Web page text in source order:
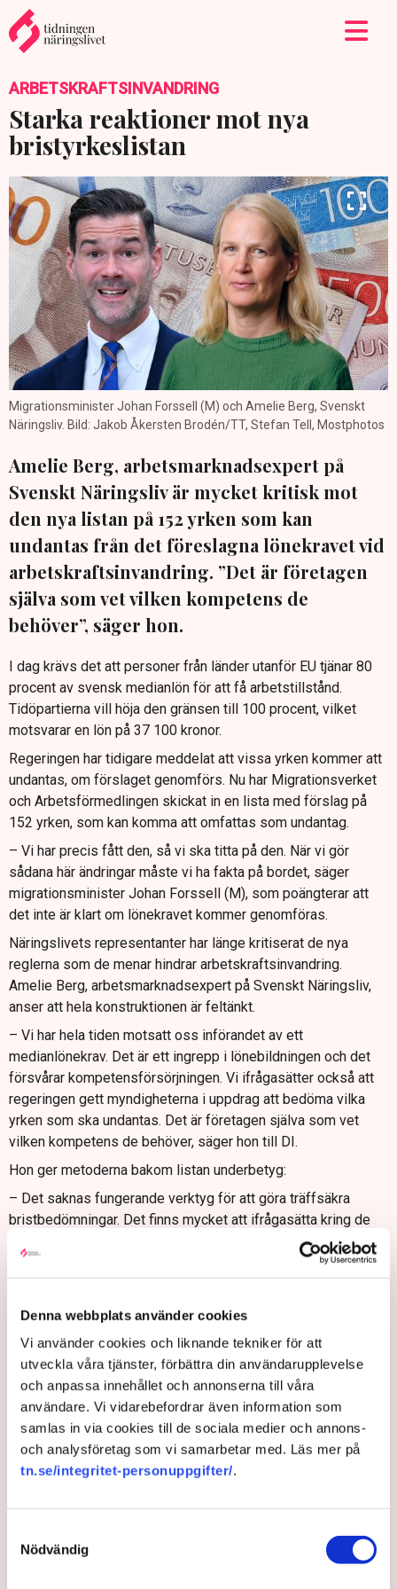
Denna webbplats använder cookies
Vi använder cookies och liknande tekniker för att
utveckla våra tjänster, förbättra din användarupplevelse
och anpassa innehållet och annonserna till våra
användare. Vi vidarebefordrar även information som
samlas in via cookies till de sociala medier och annons-
och analysföretag som vi samarbetar med. Läs mer på
tn.se/integritet-personuppgifter/.
Nödvändig
ARBETSKRAFTSINVANDRING
Starka reaktioner mot nya
bristyrkeslistan
Migrationsminister Johan Forssell (M) och Amelie Berg, Svenskt
Näringsliv. Bild: Jakob Åkersten Brodén/TT, Stefan Tell, Mostphotos
Amelie Berg, arbetsmarknadsexpert på
Svenskt Näringsliv är mycket kritisk mot
den nya listan på 152 yrken som kan
undantas från det föreslagna lönekravet vid
arbetskraftsinvandring. ”Det är företagen
själva som vet vilken kompetens de
behöver”, säger hon.
I dag krävs det att personer från länder utanför EU tjänar 80
procent av svensk medianlön för att få arbetstillstånd.
Tidöpartierna vill höja den gränsen till 100 procent, vilket
motsvarar en lön på 37 100 kronor.
Regeringen har tidigare meddelat att vissa yrken kommer att
undantas, om förslaget genomförs. Nu har Migrationsverket
och Arbetsförmedlingen skickat in en lista med förslag på
152 yrken, som kan komma att omfattas som undantag.
– Vi har precis fått den, så vi ska titta på den. När vi gör
sådana här ändringar måste vi ha fakta på bordet, säger
migrationsminister Johan Forssell (M), som poängterar att
det inte är klart om lönekravet kommer genomföras.
Näringslivets representanter har länge kritiserat de nya
reglerna som de menar hindrar arbetskraftsinvandring.
Amelie Berg, arbetsmarknadsexpert på Svenskt Näringsliv,
anser att hela konstruktionen är feltänkt.
– Vi har hela tiden motsatt oss införandet av ett
medianlönekrav. Det är ett ingrepp i lönebildningen och det
försvårar kompetensförsörjningen. Vi ifrågasätter också att
regeringen gett myndigheterna i uppdrag att bedöma vilka
yrken som ska undantas. Det är företagen själva som vet
vilken kompetens de behöver, säger hon till DI.
Hon ger metoderna bakom listan underbetyg:
– Det saknas fungerande verktyg för att göra träffsäkra
bristbedömningar. Det finns mycket att ifrågasätta kring de
metoder som Arbetsförmedlingen och Migrationsverket har
använt, säger hon till DI.
Arrius pekar just på det anmärkningsvärda med att så många
yrken föreslås omfattas av undantag:
– Det visar ju bara hur olämplig den här lagstiftningen faktiskt
är. Jag har full förståelse för att regeringen vill komma till
rätta med arbetslivskriminalitet och exploatering, men det här
är inte rätt väg att gå, säger han till SVT.
Gröna arbetsgivare anser att förslaget om ett höjt lönegolv
måste skrotas helt. Förslaget innebär ökad byråkrati och
svenska modellen där fack och arbetsgivare förhandlar fram
arbetsmarknadsvillkoren.